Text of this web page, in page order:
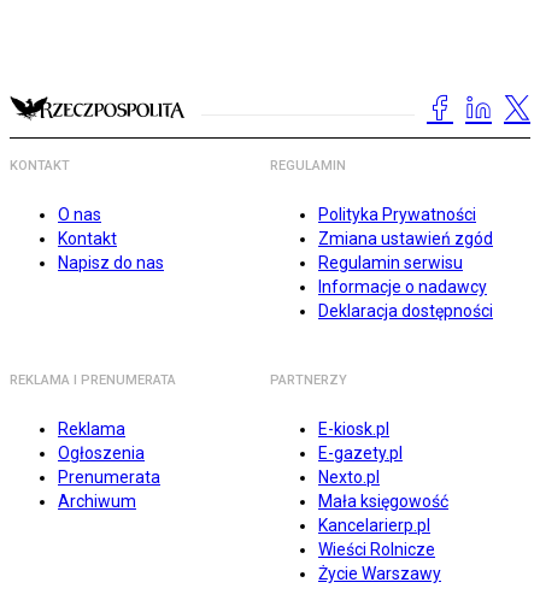
KONTAKT
O nas
Kontakt
Napisz do nas
REGULAMIN
Polityka Prywatności
Zmiana ustawień zgód
Regulamin serwisu
Informacje o nadawcy
Deklaracja dostępności
REKLAMA I PRENUMERATA
Reklama
Ogłoszenia
Prenumerata
Archiwum
PARTNERZY
E-kiosk.pl
E-gazety.pl
Nexto.pl
Mała księgowość
Kancelarierp.pl
Wieści Rolnicze
Życie Warszawy